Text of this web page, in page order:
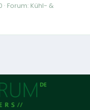
Forum: Kühl- &